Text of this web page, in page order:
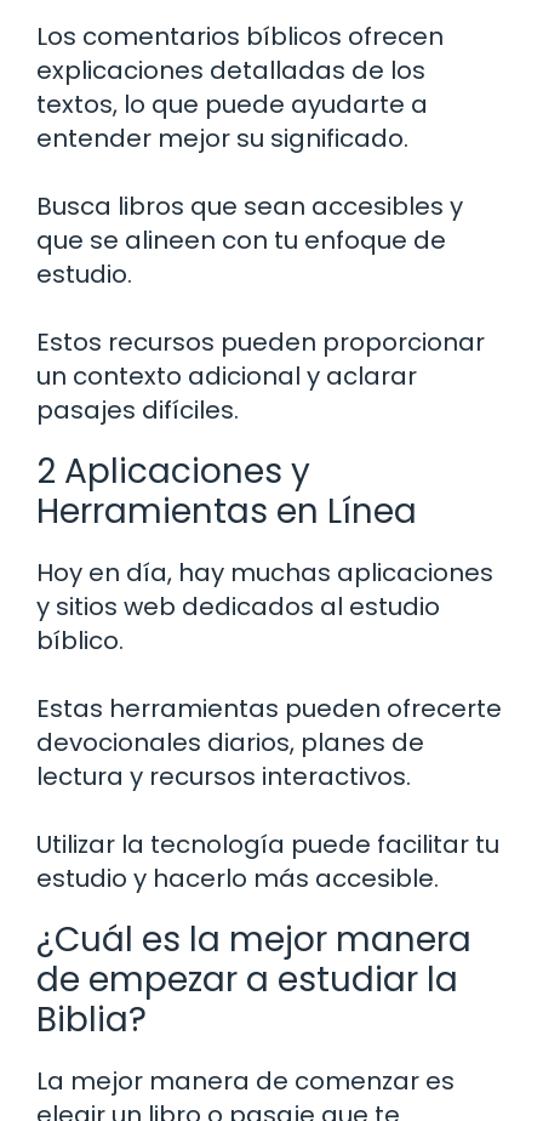
Los comentarios bíblicos ofrecen
explicaciones detalladas de los
textos, lo que puede ayudarte a
entender mejor su significado.
Busca libros que sean accesibles y
que se alineen con tu enfoque de
estudio.
Estos recursos pueden proporcionar
un contexto adicional y aclarar
pasajes difíciles.
2 Aplicaciones y
Herramientas en Línea
Hoy en día, hay muchas aplicaciones
y sitios web dedicados al estudio
bíblico.
Estas herramientas pueden ofrecerte
devocionales diarios, planes de
lectura y recursos interactivos.
Utilizar la tecnología puede facilitar tu
estudio y hacerlo más accesible.
¿Cuál es la mejor manera
de empezar a estudiar la
Biblia?
La mejor manera de comenzar es